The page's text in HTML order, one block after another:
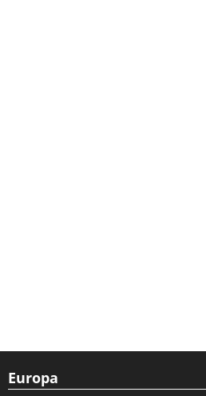
Europa